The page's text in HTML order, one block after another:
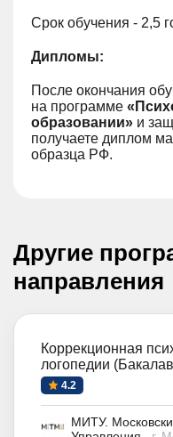
Срок обучения - 2,5
Дипломы:
После окончания
на программе
образовании» и
получаете диплом
образца РФ.
Другие
направления
Коррекционная
логопедии
4.2
МИТУ.